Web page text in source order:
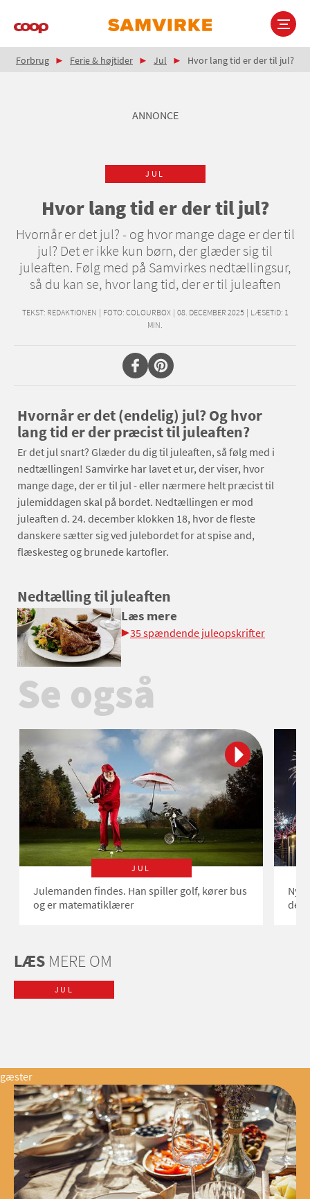
Main
Brødkrumme
Forbrug Ferie & højtider Jul Hvor lang tid er der til jul?
ANNONCE
JUL
Hvor lang tid er der til jul?
Hvornår er det jul? - og hvor mange dage er der til
jul? Det er ikke kun børn, der glæder sig til
juleaften. Følg med på Samvirkes nedtællingsur,
så du kan se, hvor lang tid, der er til juleaften
TEKST: REDAKTIONEN | FOTO: COLOURBOX | 08. DECEMBER 2025 | LÆSETID: 1
MIN.
Hvornår er det (endelig) jul? Og hvor
lang tid er der præcist til juleaften?
Er det jul snart? Glæder du dig til juleaften, så følg med i
nedtællingen! Samvirke har lavet et ur, der viser, hvor
mange dage, der er til jul - eller nærmere helt præcist til
julemiddagen skal på bordet. Nedtællingen er mod
juleaften d. 24. december klokken 18, hvor de fleste
danskere sætter sig ved julebordet for at spise and,
flæskesteg og brunede kartofler.
Nedtælling til juleaften
Læs mere
35 spændende juleopskrifter
Se også
JUL
Julemanden findes. Han spiller golf, kører bus
og er matematiklærer
det
LÆS MERE OM
JUL
gæster